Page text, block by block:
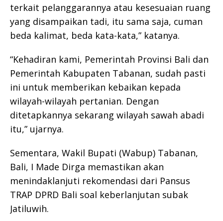
terkait pelanggarannya atau kesesuaian ruang
yang disampaikan tadi, itu sama saja, cuman
beda kalimat, beda kata-kata,” katanya.
“Kehadiran kami, Pemerintah Provinsi Bali dan
Pemerintah Kabupaten Tabanan, sudah pasti
ini untuk memberikan kebaikan kepada
wilayah-wilayah pertanian. Dengan
ditetapkannya sekarang wilayah sawah abadi
itu,” ujarnya.
Sementara, Wakil Bupati (Wabup) Tabanan,
Bali, I Made Dirga memastikan akan
menindaklanjuti rekomendasi dari Pansus
TRAP DPRD Bali soal keberlanjutan subak
Jatiluwih.